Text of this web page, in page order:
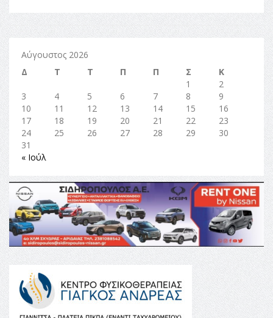
Αύγουστος 2026
Δ
Τ Τ Π Π Σ
Κ
1
2
3
4 5 6 7 8
9
10
11 12 13 14 15
16
17
18 19 20 21 22
23
24
25 26 27 28 29
30
31
« Ιούλ